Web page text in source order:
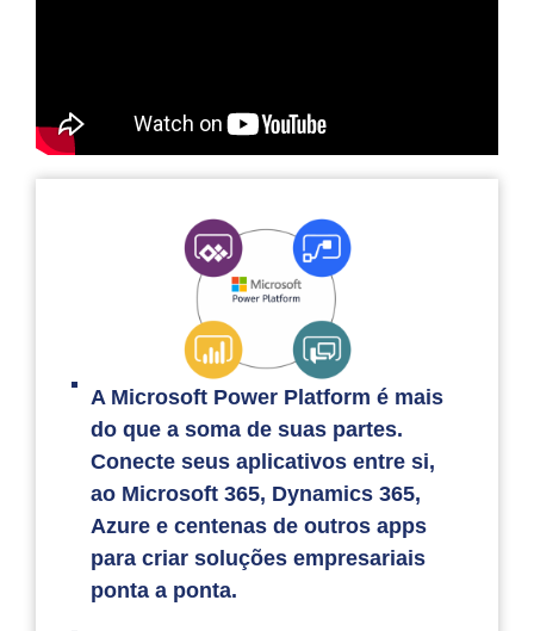
A Microsoft Power Platform é mais
do que a soma de suas partes.
Conecte seus aplicativos entre si,
ao Microsoft 365, Dynamics 365,
Azure e centenas de outros apps
para criar soluções empresariais
ponta a ponta.